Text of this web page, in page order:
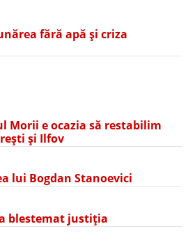
fără apă și criza
Morii e ocazia să restabilim
și Ilfov
lui Bogdan Stanoevici
blestemat justiția